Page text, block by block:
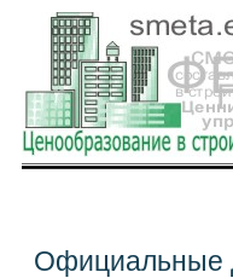
Официальные